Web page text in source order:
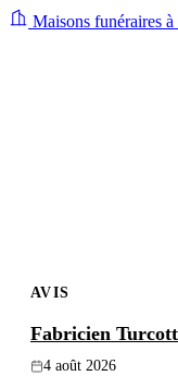
Éternea
Maisons funéraires à
AVIS
Fabricien
4 août 2026